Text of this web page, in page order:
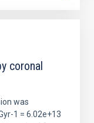
coronal
was
1 = 6.02e+13